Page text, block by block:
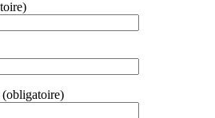
(obligatoire)